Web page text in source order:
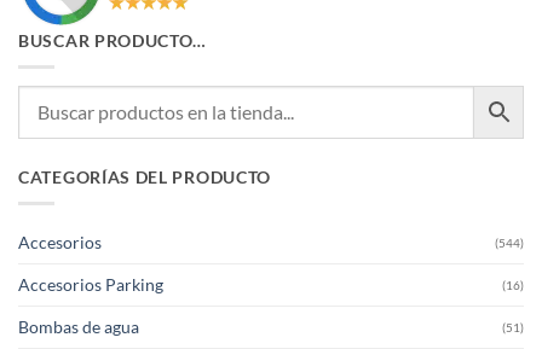
BUSCAR PRODUCTO…
CATEGORÍAS DEL PRODUCTO
Accesorios (544)
Accesorios Parking (16)
Bombas de agua (51)